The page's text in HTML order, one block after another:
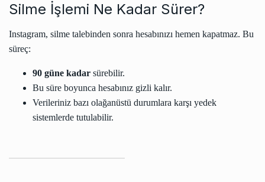
Silme İşlemi Ne Kadar Sürer?
Instagram, silme talebinden sonra hesabınızı hemen kapatmaz. Bu
süreç:
90 güne kadar sürebilir.
Bu süre boyunca hesabınız gizli kalır.
Verileriniz bazı olağanüstü durumlara karşı yedek
sistemlerde tutulabilir.